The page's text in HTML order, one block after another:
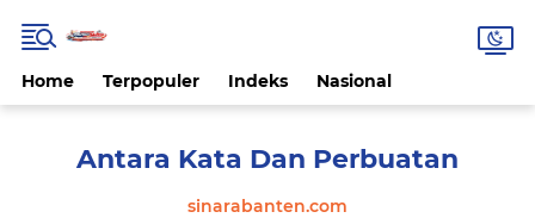
Home Terpopuler Indeks Nasional
Antara Kata Dan Perbuatan
sinarabanten.com